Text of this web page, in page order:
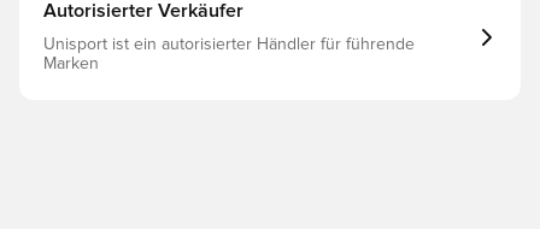
Autorisierter Verkäufer
Unisport ist ein autorisierter Händler für führende
Marken